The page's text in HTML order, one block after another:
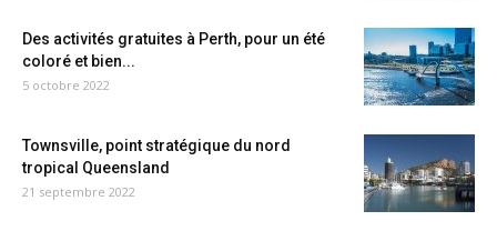
Des activités gratuites à Perth, pour un été
coloré et bien...
5 octobre 2022
Townsville, point stratégique du nord
tropical Queensland
21 septembre 2022